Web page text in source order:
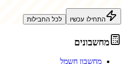
התחילו עכשיו לכל החבילות
מחשבונים
מחשבון חשמל